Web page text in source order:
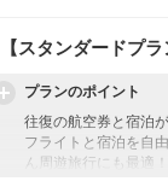
・1泊につき1,320円
※日程や食事条件に
【スタンダードプ
プランのポイント
往復の航空券と宿泊
フライトと宿泊を自
ん周遊旅行にも最適！